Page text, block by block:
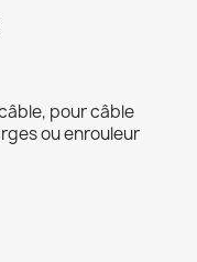
pour câble
ou enrouleur